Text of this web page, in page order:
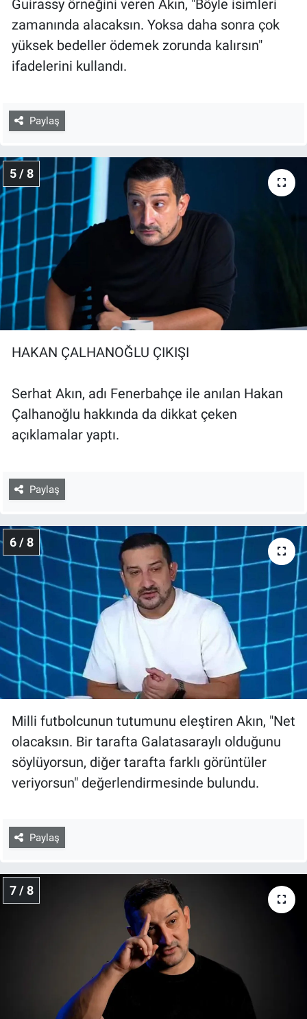
Guirassy örneğini veren Akın, "Böyle isimleri
zamanında alacaksın. Yoksa daha sonra çok
yüksek bedeller ödemek zorunda kalırsın"
ifadelerini kullandı.
Paylaş
5 / 8
HAKAN ÇALHANOĞLU ÇIKIŞI
Serhat Akın, adı Fenerbahçe ile anılan Hakan
Çalhanoğlu hakkında da dikkat çeken
açıklamalar yaptı.
Paylaş
6 / 8
Milli futbolcunun tutumunu eleştiren Akın, "Net
olacaksın. Bir tarafta Galatasaraylı olduğunu
söylüyorsun, diğer tarafta farklı görüntüler
veriyorsun" değerlendirmesinde bulundu.
Paylaş
7 / 8